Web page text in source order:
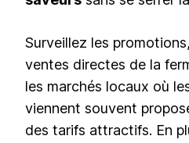
Surveillez les
ventes directes de la
les marchés locaux où
viennent souvent
des tarifs attractifs. En